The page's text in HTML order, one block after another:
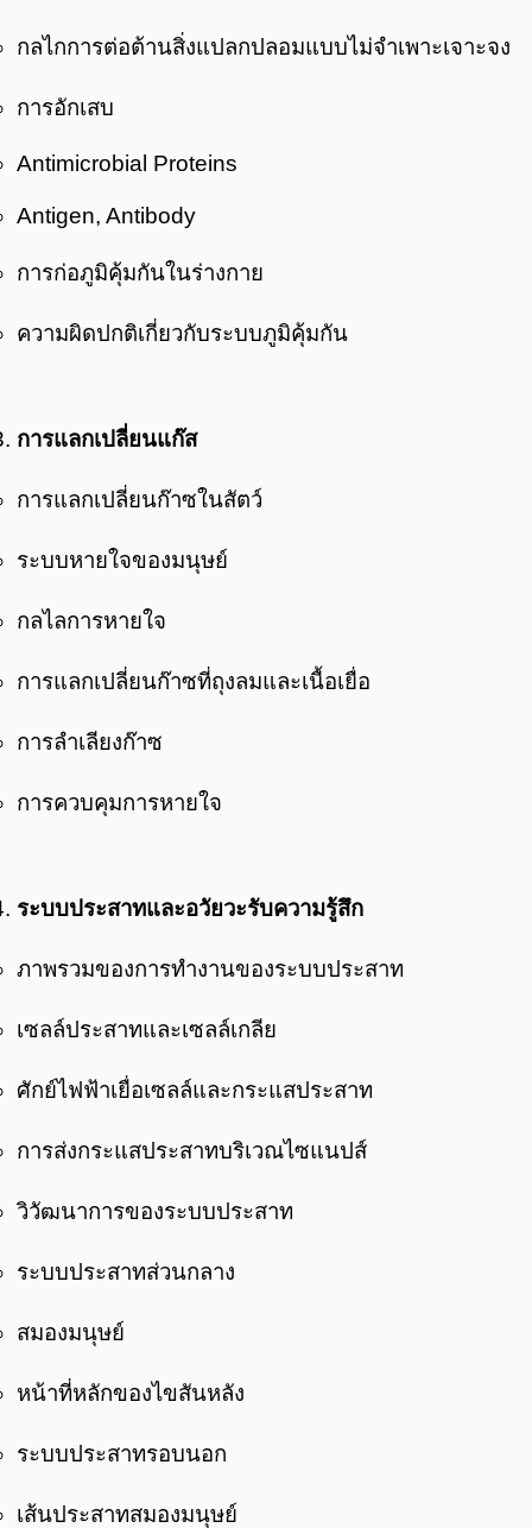
กลไกการต่อต้านสิ่งแปลกปลอมแบบไม่จำเพาะเจาะจง
การอักเสบ
Antimicrobial Proteins
Antigen, Antibody
การก่อภูมิคุ้มกันในร่างกาย
ความผิดปกติเกี่ยวกับระบบภูมิคุ้มกัน
การแลกเปลี่ยนแก๊ส
การแลกเปลี่ยนก๊าซในสัตว์
ระบบหายใจของมนุษย์
กลไลการหายใจ
การแลกเปลี่ยนก๊าซที่ถุงลมและเนื้อเยื่อ
การลำเลียงก๊าซ
การควบคุมการหายใจ
ระบบประสาทและอวัยวะรับความรู้สึก
ภาพรวมของการทำงานของระบบประสาท
เซลล์ประสาทและเซลล์เกลีย
ศักย์ไฟฟ้าเยื่อเซลล์และกระแสประสาท
การส่งกระแสประสาทบริเวณไซแนปส์
วิวัฒนาการของระบบประสาท
ระบบประสาทส่วนกลาง
สมองมนุษย์
หน้าที่หลักของไขสันหลัง
ระบบประสาทรอบนอก
เส้นประสาทสมองมนุษย์